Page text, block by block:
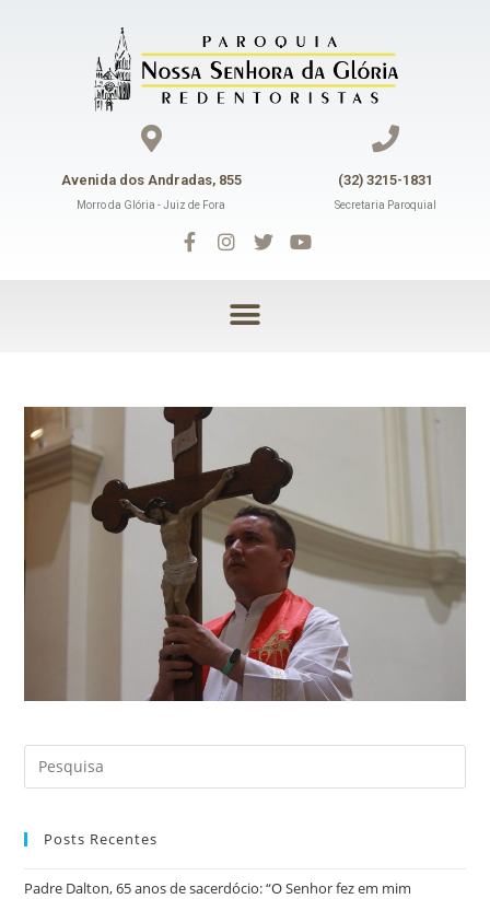
Avenida dos Andradas, 855
Morro da Glória - Juiz de Fora
(32) 3215-1831
Secretaria Paroquial
Posts Recentes
Padre Dalton, 65 anos de sacerdócio: “O Senhor fez em mim